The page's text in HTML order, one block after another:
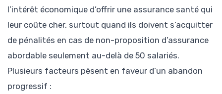
l’intérêt économique d’offrir une assurance santé qui
leur coûte cher, surtout quand ils doivent s’acquitter
de pénalités en cas de non-proposition d’assurance
abordable seulement au-delà de 50 salariés.
Plusieurs facteurs pèsent en faveur d’un abandon
progressif :